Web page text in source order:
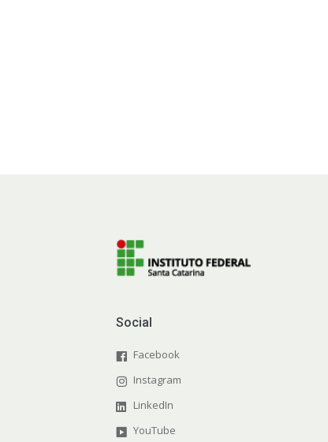
Social
Facebook
Instagram
LinkedIn
YouTube